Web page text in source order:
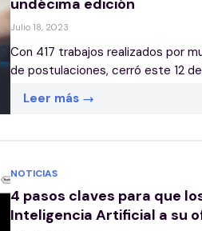
undécima edición
Julio 18, 2023
Con 417 trabajos realizados por
de postulaciones, cerró este 12
Leer más
NOTICIAS
4 pasos claves para que
Inteligencia Artificial a su